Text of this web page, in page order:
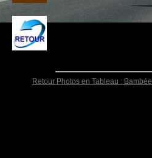
Retour Photos en Tableau :